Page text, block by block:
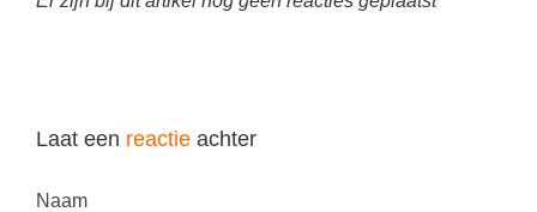
Laat een reactie achter
Naam